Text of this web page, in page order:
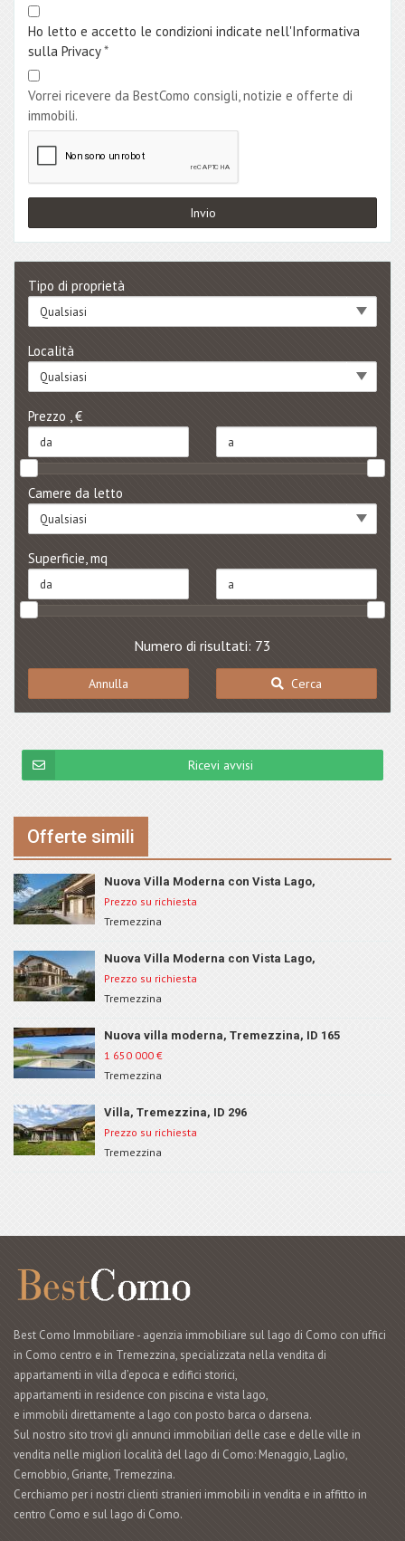
Ho letto e accetto le condizioni indicate nell'Informativa
sulla Privacy *
Vorrei ricevere da BestComo consigli, notizie e offerte di
immobili.
Tipo di proprietà
Qualsiasi
Località
Qualsiasi
Prezzo , €
Camere da letto
Qualsiasi
Superficie, mq
Numero di risultati: 73
Annulla Cerca
Ricevi avvisi
Offerte simili
Nuova Villa Moderna con Vista Lago,
Tremezzina, ID 150B
Prezzo su richiesta
Tremezzina
Nuova Villa Moderna con Vista Lago,
Tremezzina, ID 150A
Prezzo su richiesta
Tremezzina
Nuova villa moderna, Tremezzina, ID 165
1 650 000 €
Tremezzina
Villa, Tremezzina, ID 296
Prezzo su richiesta
Tremezzina
Best Como Immobiliare - agenzia immobiliare sul lago di Como con uffici
in Como centro e in Tremezzina, specializzata nella vendita di
appartamenti in villa d’epoca e edifici storici,
appartamenti in residence con piscina e vista lago,
e immobili direttamente a lago con posto barca o darsena.
Sul nostro sito trovi gli annunci immobiliari delle case e delle ville in
vendita nelle migliori località del lago di Como: Menaggio, Laglio,
Cernobbio, Griante, Tremezzina.
Cerchiamo per i nostri clienti stranieri immobili in vendita e in affitto in
centro Como e sul lago di Como.